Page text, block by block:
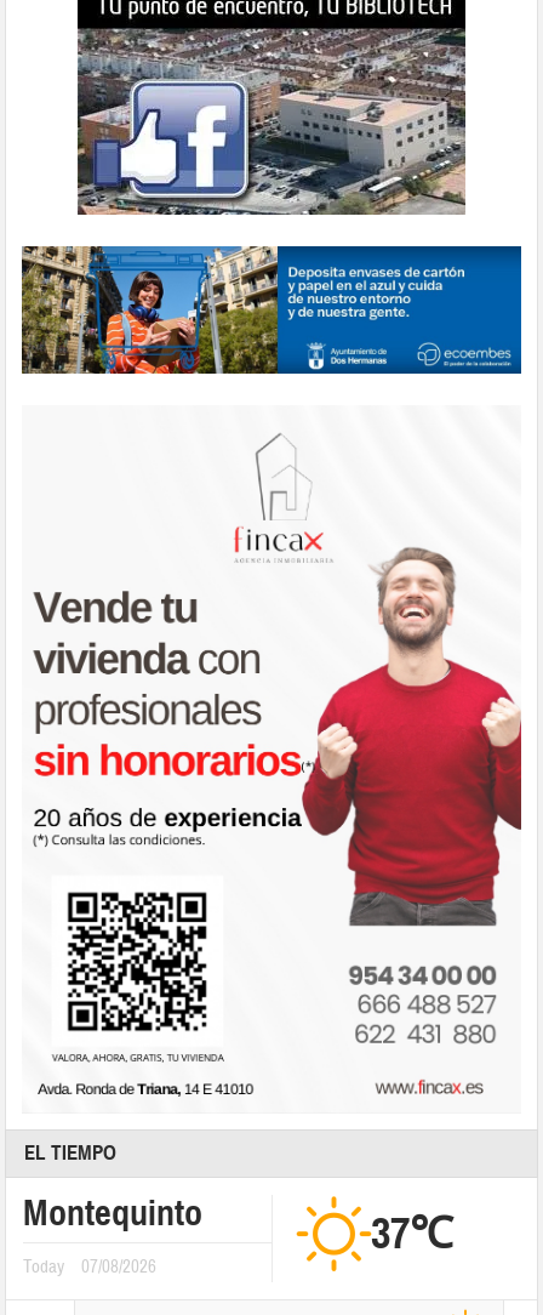
EL TIEMPO
Montequinto
Today 07/08/2026
37℃